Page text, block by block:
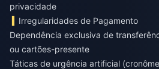
privacidade
Irregularidades de Pagamento
Dependência exclusiva de
ou cartões-presente
Táticas de urgência artificial